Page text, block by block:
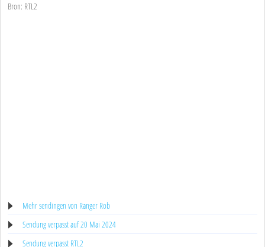
Bron: RTL2
Mehr sendingen von Ranger Rob
Sendung verpasst auf 20 Mai 2024
Sendung verpasst RTL2